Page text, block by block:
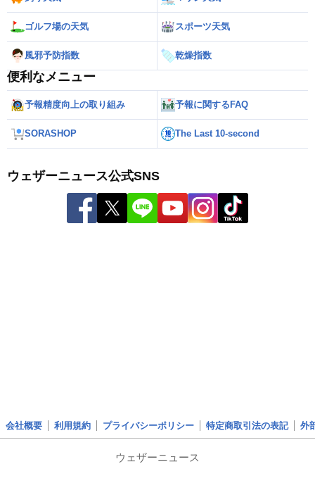
ゴルフ場の天気 スポーツ天気
風邪予防指数 乾燥指数
便利なメニュー
予報精度向上の取り組み 予報に関するFAQ
SORASHOP The Last 10-second
ウェザーニュース公式SNS
会社概要 利用規約 プライバシーポリシー 特定商取引法の表記 外
ウェザーニュース